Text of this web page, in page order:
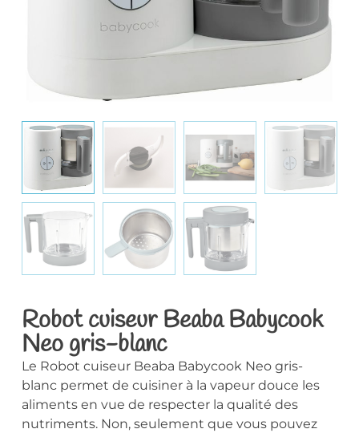
Robot cuiseur Beaba Babycook
Neo gris-blanc
Le Robot cuiseur Beaba Babycook Neo gris-
blanc permet de cuisiner à la vapeur douce les
aliments en vue de respecter la qualité des
nutriments. Non, seulement que vous pouvez